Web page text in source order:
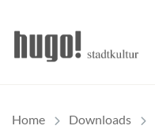
Home Downloads